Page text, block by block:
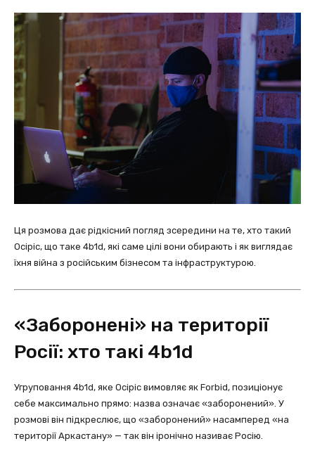
Ця розмова дає рідкісний погляд зсередини на те, хто такий
Осіріс, що таке 4b1d, які саме цілі вони обирають і як виглядає
їхня війна з російським бізнесом та інфраструктурою.
«Заборонені» на території
Росії: хто такі 4b1d
Угруповання 4b1d, яке Осіріс вимовляє як Forbid, позиціонує
себе максимально прямо: назва означає «заборонений». У
розмові він підкреслює, що «заборонений» насамперед «на
території Аркастану» — так він іронічно називає Росію.